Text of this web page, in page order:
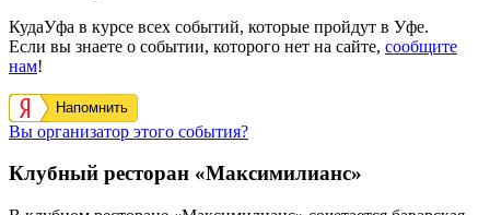
КудаУфа в курсе всех событий, которые пройдут в Уфе.
Если вы знаете о событии, которого нет на сайте, сообщите
нам!
Напомнить
Вы организатор этого события?
Клубный ресторан «Максимилианс»